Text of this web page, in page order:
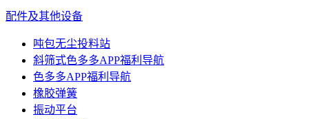
配件及其他设备
吨包无尘投料站
斜筛式色多多APP福利导航
色多多APP福利导航
橡胶弹簧
振动平台